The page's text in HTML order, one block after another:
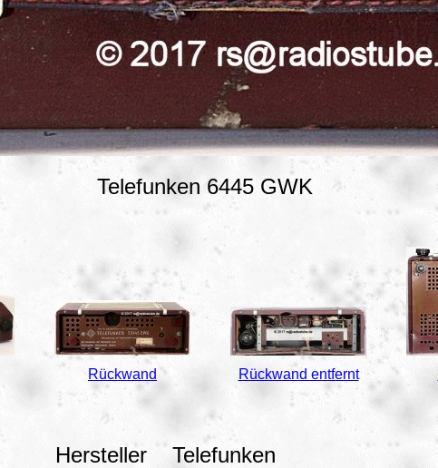
Telefunken 6445 GWK
Rückwand Rückwand entfernt
Hersteller
Telefunken